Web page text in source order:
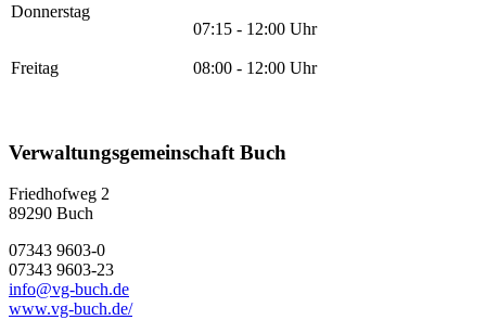
Donnerstag
07:15 - 12:00 Uhr
Freitag 08:00 - 12:00 Uhr
Verwaltungsgemeinschaft Buch
Friedhofweg 2
89290 Buch
07343 9603-0
07343 9603-23
info@vg-buch.de
www.vg-buch.de/